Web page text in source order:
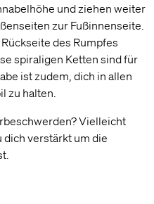
und ziehen weiter
zur Fußinnenseite.
des Rumpfes
spiraligen Ketten sind für
ist zudem, dich in allen
zu halten.
Vielleicht
dich verstärkt um die